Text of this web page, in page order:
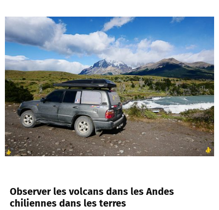
Observer les volcans dans les Andes
chiliennes dans les terres